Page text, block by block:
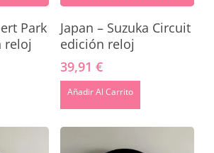
Park
reloj
Japan – Suzuka Circuit
edición reloj
39,91€
Añadir Al Carrito